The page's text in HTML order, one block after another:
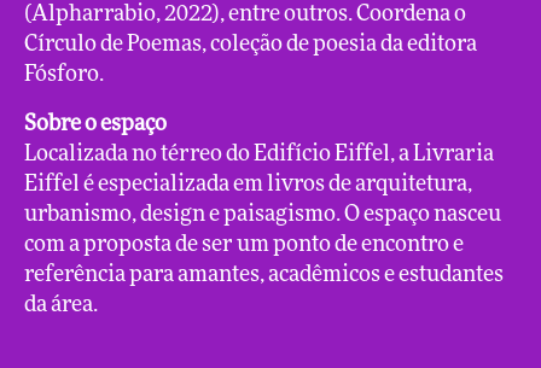
(Alpharrabio, 2022), entre outros. Coordena o
Círculo de Poemas, coleção de poesia da editora
Fósforo.
Sobre o espaço
Localizada no térreo do Edifício Eiffel, a Livraria
Eiffel é especializada em livros de arquitetura,
urbanismo, design e paisagismo. O espaço nasceu
com a proposta de ser um ponto de encontro e
referência para amantes, acadêmicos e estudantes
da área.